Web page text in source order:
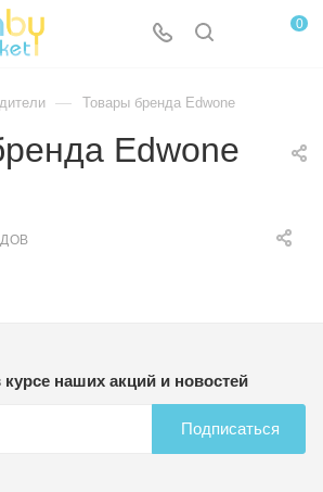
0
— Товары бренда Edwone
Edwone
курсе наших акций и новостей
Подписаться